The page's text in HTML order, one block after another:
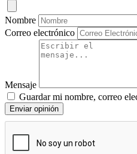
Nombre
Correo electrónico
Mensaje
Guardar mi nombre, correo
Enviar opinión